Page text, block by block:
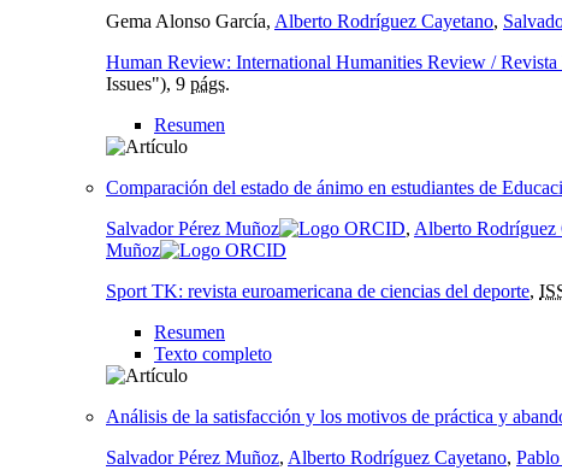
Gema Alonso García, Alberto Rodríguez Cayetano,
Human Review: International Humanities Review /
Issues"), 9 págs.
Resumen
Comparación del estado de ánimo en estudiantes de
Salvador Pérez Muñoz
, Alberto Rodríguez
Muñoz
Sport TK: revista euroamericana de ciencias del deporte,
Resumen
Texto completo
Análisis de la satisfacción y los motivos de práctica y
Salvador Pérez Muñoz, Alberto Rodríguez Cayetano,